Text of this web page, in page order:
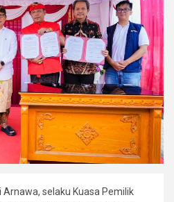
Arnawa, selaku Kuasa Pemilik